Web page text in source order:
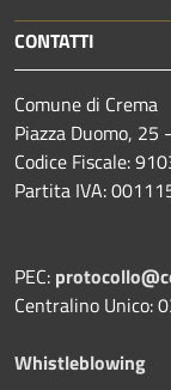
CONTATTI
Comune di Crema
Piazza Duomo,
Codice Fiscale:
Partita IVA:
PEC:
Centralino Unico:
Whistleblowing